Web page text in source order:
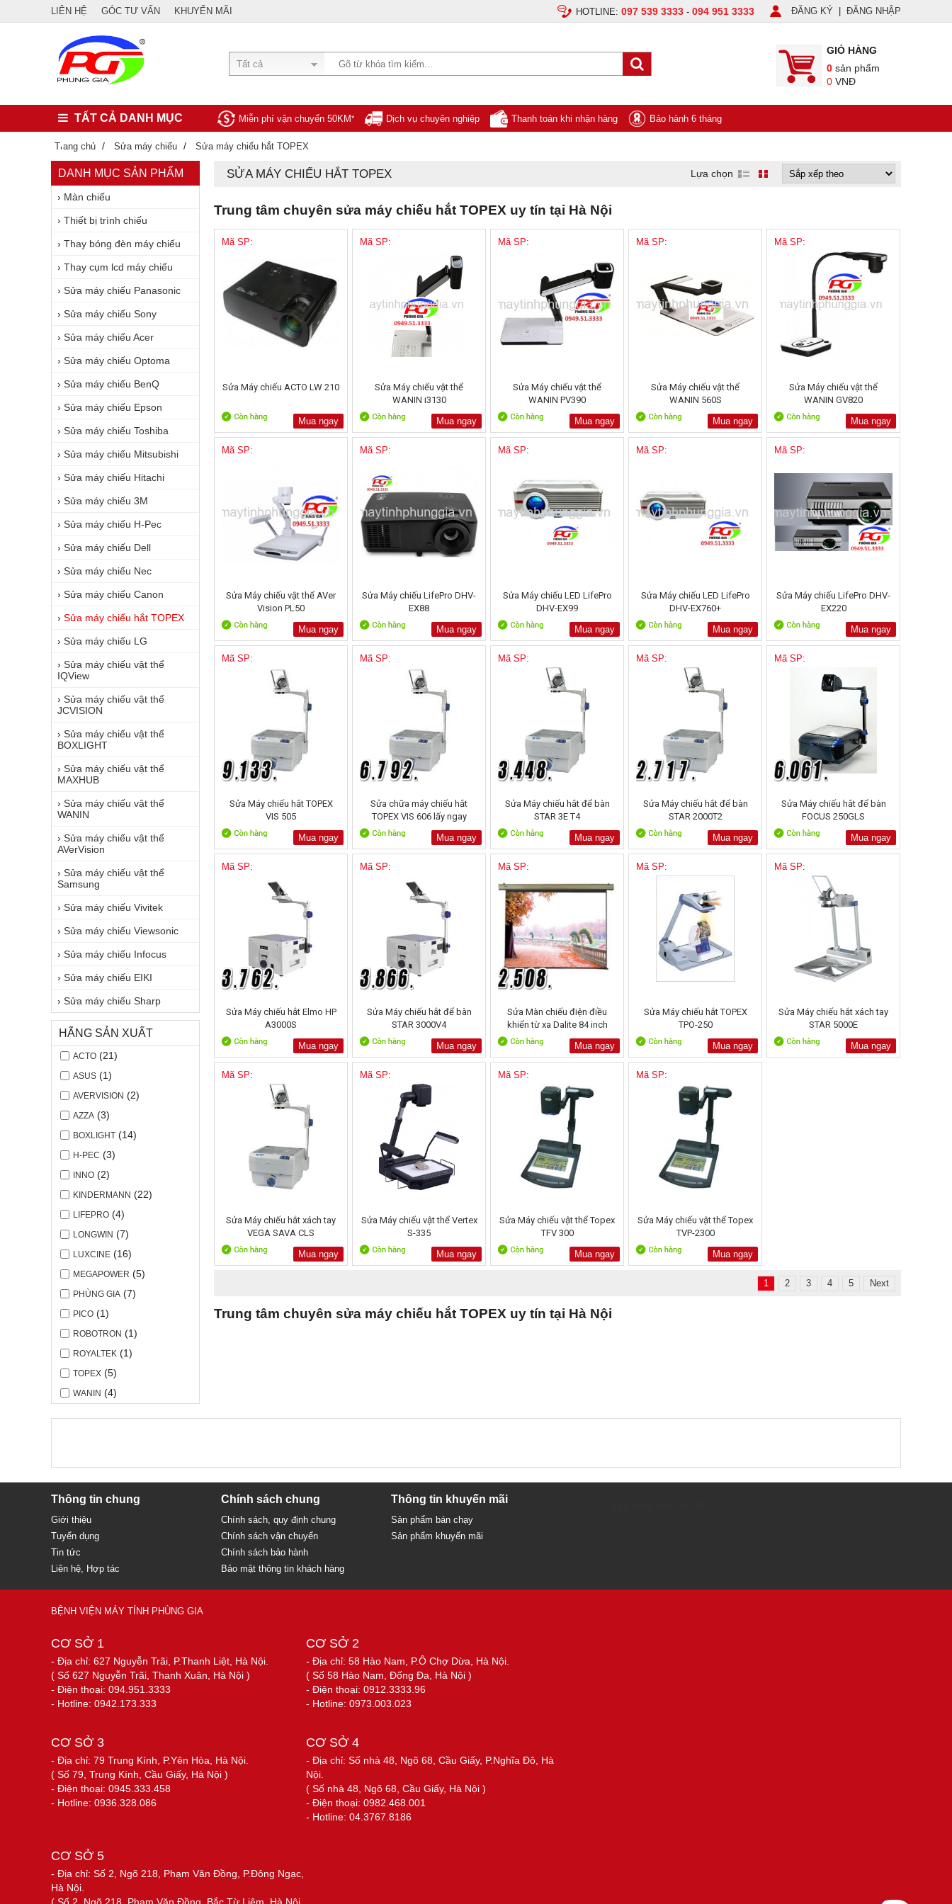
LIÊN HỆ GÓC TƯ VẤN KHUYẾN MÃI HOTLINE: 097 539 3333 - 094 951 3333 ĐĂNG KÝ ĐĂNG NHẬP
Tất cả
GIỎ HÀNG
0 sản phẩm
0 VNĐ
TẤT CẢ DANH MỤC Miễn phí vận chuyển 50KM* Dịch vụ chuyên nghiệp Thanh toán khi nhận hàng Bảo hành 6 tháng
Trang chủ / Sửa máy chiếu / Sửa máy chiếu hắt TOPEX
DANH MỤC SẢN PHẨM
› Màn chiếu
› Thiết bị trình chiếu
› Thay bóng đèn máy chiếu
› Thay cụm lcd máy chiếu
› Sửa máy chiếu Panasonic
› Sửa máy chiếu Sony
› Sửa máy chiếu Acer
› Sửa máy chiếu Optoma
› Sửa máy chiếu BenQ
› Sửa máy chiếu Epson
› Sửa máy chiếu Toshiba
› Sửa máy chiếu Mitsubishi
› Sửa máy chiếu Hitachi
› Sửa máy chiếu 3M
› Sửa máy chiếu H-Pec
› Sửa máy chiếu Dell
› Sửa máy chiếu Nec
› Sửa máy chiếu Canon
› Sửa máy chiếu hắt TOPEX
› Sửa máy chiếu LG
› Sửa máy chiếu vật thể
IQView
› Sửa máy chiếu vật thể
JCVISION
› Sửa máy chiếu vật thể
BOXLIGHT
› Sửa máy chiếu vật thể
MAXHUB
› Sửa máy chiếu vật thể
WANIN
› Sửa máy chiếu vật thể
AVerVision
› Sửa máy chiếu vật thể
Samsung
› Sửa máy chiếu Vivitek
› Sửa máy chiếu Viewsonic
› Sửa máy chiếu Infocus
› Sửa máy chiếu EIKI
› Sửa máy chiếu Sharp
HÃNG SẢN XUẤT
ACTO (21)
ASUS (1)
AVERVISION (2)
AZZA (3)
BOXLIGHT (14)
H-PEC (3)
INNO (2)
KINDERMANN (22)
LIFEPRO (4)
LONGWIN (7)
LUXCINE (16)
MEGAPOWER (5)
PHÙNG GIA (7)
PICO (1)
ROBOTRON (1)
ROYALTEK (1)
TOPEX (5)
WANIN (4)
SỬA MÁY CHIẾU HẮT TOPEX Lựa chọn
Trung tâm chuyên sửa máy chiếu hắt TOPEX uy tín tại Hà Nội
Mã SP:
Sửa Máy chiếu ACTO LW 210
Mua ngay
Mã SP:
Sửa Máy chiếu vật thể
WANIN i3130
Mua ngay
Mã SP:
Sửa Máy chiếu vật thể
WANIN PV390
Mua ngay
Mã SP:
Sửa Máy chiếu vật thể
WANIN 560S
Mua ngay
Mã SP:
Sửa Máy chiếu vật thể
WANIN GV820
Mua ngay
Mã SP:
Sửa Máy chiếu vật thể AVer
Vision PL50
Mua ngay
Mã SP:
Sửa Máy chiếu LifePro DHV-
EX88
Mua ngay
Mã SP:
Sửa Máy chiếu LED LifePro
DHV-EX99
Mua ngay
Mã SP:
Sửa Máy chiếu LED LifePro
DHV-EX760+
Mua ngay
Mã SP:
Sửa Máy chiếu LifePro DHV-
EX220
Mua ngay
Mã SP:
Sửa Máy chiếu hắt TOPEX
VIS 505
Mua ngay
Mã SP:
Sửa chữa máy chiếu hắt
TOPEX VIS 606 lấy ngay
Mua ngay
Mã SP:
Sửa Máy chiếu hắt để bàn
STAR 3E T4
Mua ngay
Mã SP:
Sửa Máy chiếu hắt để bàn
STAR 2000T2
Mua ngay
Mã SP:
Sửa Máy chiếu hắt để bàn
FOCUS 250GLS
Mua ngay
Mã SP:
Sửa Máy chiếu hắt Elmo HP
A3000S
Mua ngay
Mã SP:
Sửa Máy chiếu hắt để bàn
STAR 3000V4
Mua ngay
Mã SP:
Sửa Màn chiếu điện điều
khiển từ xa Dalite 84 inch
Mua ngay
Mã SP:
Sửa Máy chiếu hắt TOPEX
TPO-250
Mua ngay
Mã SP:
Sửa Máy chiếu hắt xách tay
STAR 5000E
Mua ngay
Mã SP:
Sửa Máy chiếu hắt xách tay
VEGA SAVA CLS
Mua ngay
Mã SP:
Sửa Máy chiếu vật thể Vertex
S-335
Mua ngay
Mã SP:
Sửa Máy chiếu vật thể Topex
TFV 300
Mua ngay
Mã SP:
Sửa Máy chiếu vật thể Topex
TVP-2300
Mua ngay
1 2 3 4 5 Next
Trung tâm chuyên sửa máy chiếu hắt TOPEX uy tín tại Hà Nội
Thông tin chung
Giới thiệu
Tuyển dụng
Tin tức
Liên hệ, Hợp tác
Chính sách chung
Chính sách, quy định chung
Chính sách vận chuyển
Chính sách bảo hành
Bảo mật thông tin khách hàng
Thông tin khuyến mãi
Sản phẩm bán chạy
Sản phẩm khuyến mãi
BỆNH VIỆN MÁY TÍNH PHÙNG GIA
CƠ SỞ 1
- Địa chỉ: 627 Nguyễn Trãi, P.Thanh Liệt, Hà Nội.
( Số 627 Nguyễn Trãi, Thanh Xuân, Hà Nội )
- Điện thoại: 094.951.3333
- Hotline: 0942.173.333
CƠ SỞ 2
- Địa chỉ: 58 Hào Nam, P.Ô Chợ Dừa, Hà Nội.
( Số 58 Hào Nam, Đống Đa, Hà Nội )
- Điện thoại: 0912.3333.96
- Hotline: 0973.003.023
CƠ SỞ 3
- Địa chỉ: 79 Trung Kính, P.Yên Hòa, Hà Nội.
( Số 79, Trung Kính, Cầu Giấy, Hà Nội )
- Điện thoại: 0945.333.458
- Hotline: 0936.328.086
CƠ SỞ 4
- Địa chỉ: Số nhà 48, Ngõ 68, Cầu Giấy, P.Nghĩa Đô, Hà
Nội.
( Số nhà 48, Ngõ 68, Cầu Giấy, Hà Nội )
- Điện thoại: 0982.468.001
- Hotline: 04.3767.8186
CƠ SỞ 5
- Địa chỉ: Số 2, Ngõ 218, Phạm Văn Đồng, P.Đông Ngạc,
Hà Nội.